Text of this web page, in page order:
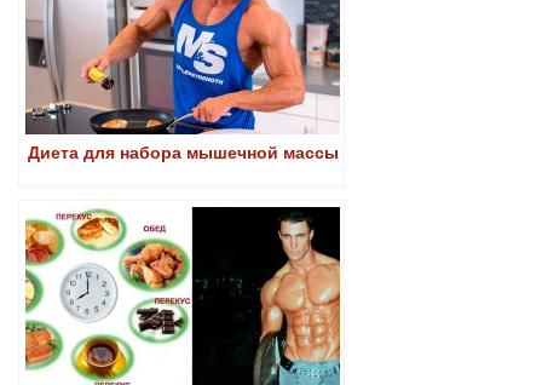
Диета для набора мышечной массы